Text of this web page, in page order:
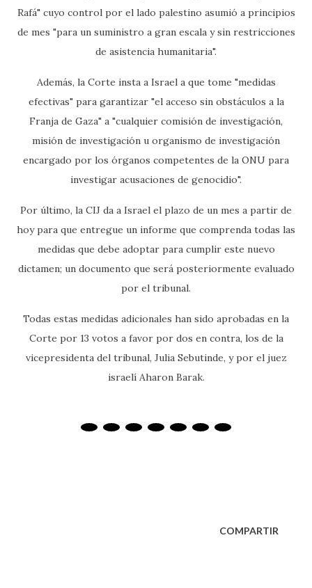
Rafá" cuyo control por el lado palestino asumió a principios
de mes "para un suministro a gran escala y sin restricciones
de asistencia humanitaria".
Además, la Corte insta a Israel a que tome "medidas
efectivas" para garantizar "el acceso sin obstáculos a la
Franja de Gaza" a "cualquier comisión de investigación,
misión de investigación u organismo de investigación
encargado por los órganos competentes de la ONU para
investigar acusaciones de genocidio".
Por último, la CIJ da a Israel el plazo de un mes a partir de
hoy para que entregue un informe que comprenda todas las
medidas que debe adoptar para cumplir este nuevo
dictamen; un documento que será posteriormente evaluado
por el tribunal.
Todas estas medidas adicionales han sido aprobadas en la
Corte por 13 votos a favor por dos en contra, los de la
vicepresidenta del tribunal, Julia Sebutinde, y por el juez
israelí Aharon Barak.
COMPARTIR